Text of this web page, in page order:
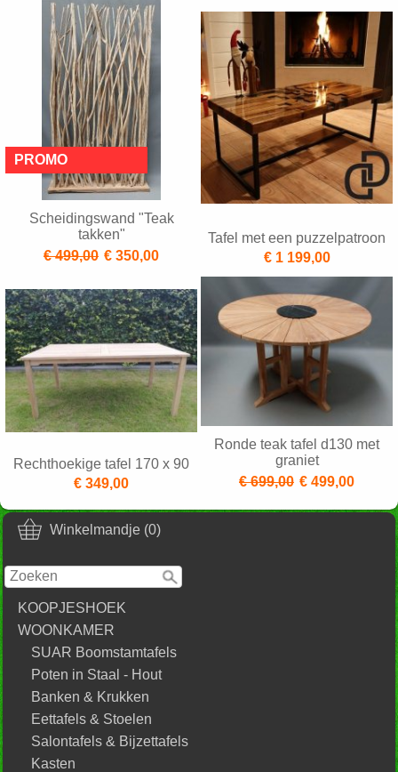
Winkelmandje (0)
KOOPJESHOEK
WOONKAMER
SUAR Boomstamtafels
Poten in Staal - Hout
Banken & Krukken
Eettafels & Stoelen
Salontafels & Bijzettafels
Kasten
Scheidingswand "Teak
takken"
€ 499,00 € 350,00
Tafel met een puzzelpatroon
€ 1 199,00
Rechthoekige tafel 170 x 90
€ 349,00
Ronde teak tafel d130 met
graniet
€ 699,00 € 499,00